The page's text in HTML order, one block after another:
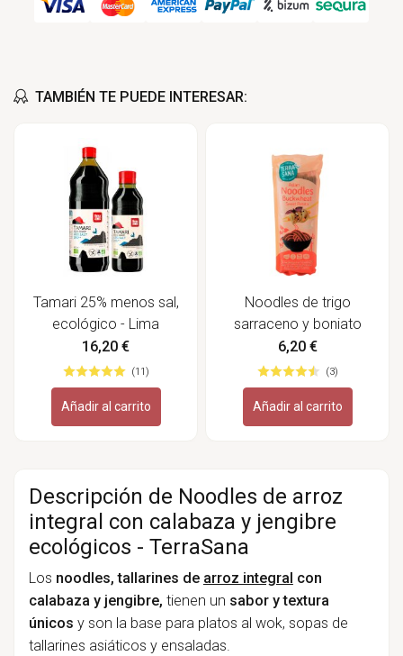
TAMBIÉN TE PUEDE INTERESAR:
Tamari 25% menos sal,
ecológico - Lima
16,20 €
(11)
Añadir al carrito
Noodles de trigo
sarraceno y boniato
ecológicos - TerraSana
6,20 €
(3)
Añadir al carrito
Descripción de Noodles de arroz
integral con calabaza y jengibre
ecológicos - TerraSana
Los noodles, tallarines de arroz integral con
calabaza y jengibre, tienen un sabor y textura
únicos y son la base para platos al wok, sopas de
tallarines asiáticos y ensaladas.